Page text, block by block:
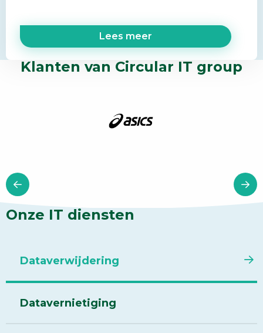
Lees meer
Klanten van Circular IT group
Onze IT diensten
Dataverwijdering
Datavernietiging